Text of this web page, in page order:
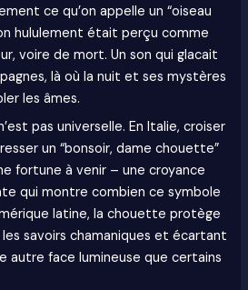
ce qu’on appelle un “oiseau
hululement était perçu comme
voire de mort. Un son qui glacait
là où la nuit et ses mystères
les âmes.
pas universelle. En Italie, croiser
un “bonsoir, dame chouette”
fortune à venir – une croyance
qui montre combien ce symbole
latine, la chouette protège
les savoirs chamaniques et écartant
autre face lumineuse que certains